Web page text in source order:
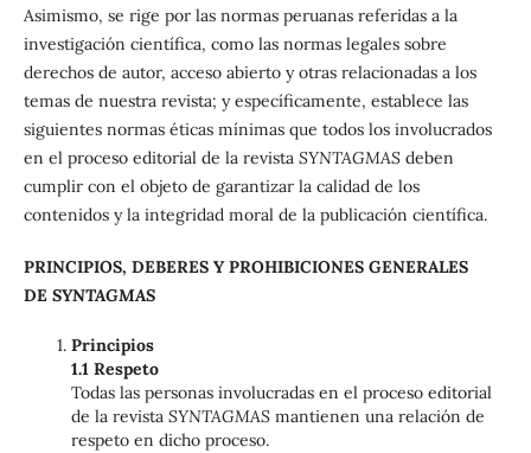
Asimismo, se rige por las normas peruanas referidas a la
investigación científica, como las normas legales sobre
derechos de autor, acceso abierto y otras relacionadas a los
temas de nuestra revista; y específicamente, establece las
siguientes normas éticas mínimas que todos los involucrados
en el proceso editorial de la revista SYNTAGMASdeben
cumplir con el objeto de garantizar la calidad de los
contenidos y la integridad moral de la publicación científica.
PRINCIPIOS, DEBERES Y PROHIBICIONES GENERALES
DE SYNTAGMAS
Principios
1.1 Respeto
Todas las personas involucradas en el proceso editorial
de la revista SYNTAGMASmantienen una relación de
respeto en dicho proceso.